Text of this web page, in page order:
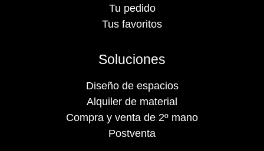
Tu pedido
Tus favoritos
Soluciones
Diseño de espacios
Alquiler de material
Compra y venta de 2º mano
Postventa